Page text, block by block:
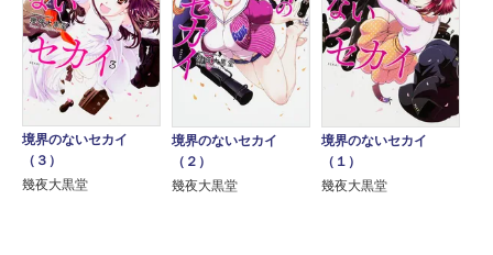
境界のないセカイ
（３）
幾夜大黒堂
境界のないセカイ
（２）
幾夜大黒堂
境界のないセカイ
（１）
幾夜大黒堂